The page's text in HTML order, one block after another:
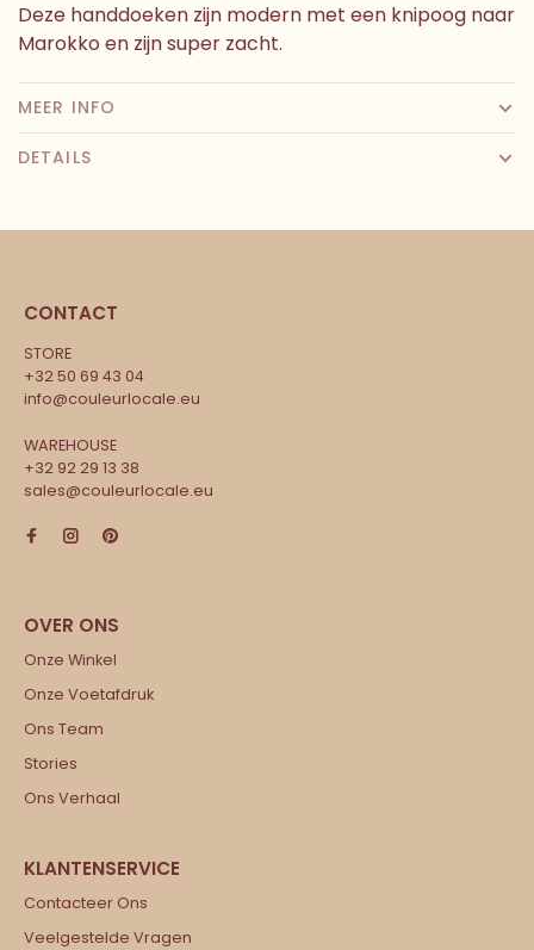
Deze handdoeken zijn modern met een knipoog naar
Marokko en zijn super zacht.
MEER INFO
DETAILS
CONTACT
STORE
+32 50 69 43 04
info@couleurlocale.eu
WAREHOUSE
+32 92 29 13 38
sales@couleurlocale.eu
Onze Winkel
Onze Voetafdruk
Ons Team
Stories
Ons Verhaal
Contacteer Ons
Veelgestelde Vragen